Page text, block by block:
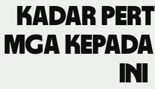
Kadar
MGA
ini